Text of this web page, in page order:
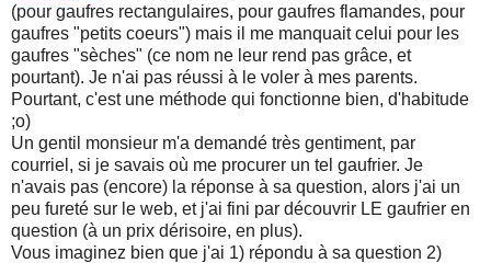
(pour gaufres rectangulaires, pour gaufres flamandes, pour
gaufres "petits coeurs") mais il me manquait celui pour les
gaufres "sèches" (ce nom ne leur rend pas grâce, et
pourtant). Je n'ai pas réussi à le voler à mes parents.
Pourtant, c'est une méthode qui fonctionne bien, d'habitude
;o)
Un gentil monsieur m'a demandé très gentiment, par
courriel, si je savais où me procurer un tel gaufrier. Je
n'avais pas (encore) la réponse à sa question, alors j'ai un
peu fureté sur le web, et j'ai fini par découvrir LE gaufrier en
question (à un prix dérisoire, en plus).
Vous imaginez bien que j'ai 1) répondu à sa question 2)